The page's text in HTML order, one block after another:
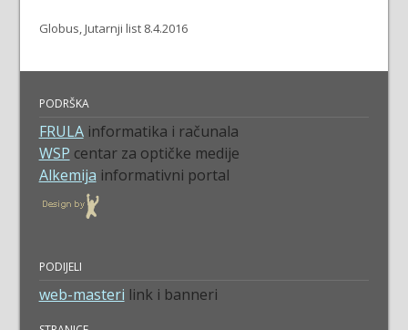
Globus, Jutarnji list 8.4.2016
PODRŠKA
FRULAinformatika i računala
WSP centar za optičke medije
Alkemija informativni portal
PODIJELI
web-masteri link i banneri